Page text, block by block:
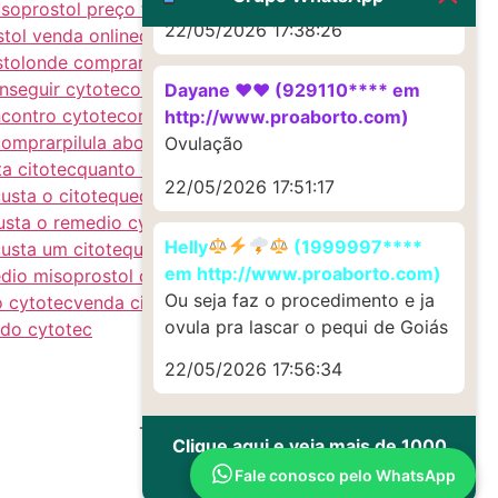
preço farmacias
misoprostol preço
venda onlineonde achar cytoteconde
onde comprar misoprostol onlineonde
cytoteconde consigo cytoteconde
cytoteconde posso comprar
pilula abortiva onde comprar no
citotecquanto custa citoteque
o citotequequanto custa o comprimido
o remedio cytotecquanto custa o
um citoteque
quanto custa um
misoprostol onde comprarremedio
cytotecvenda citotec venda cytotecvenda
cytotec
Todos os direitos reservados
Fale conosco pelo WhatsApp
22/05/2026 17:38:26
Dayane ♥️♥️ (929110**** em
http://www.proaborto.com)
Ovulação
22/05/2026 17:51:17
Helly
(1999997****
em http://www.proaborto.com)
Ou seja faz o procedimento e ja
ovula pra lascar o pequi de Goiás
22/05/2026 17:56:34
Clique aqui e veja mais de 1000
depoimentos de uso